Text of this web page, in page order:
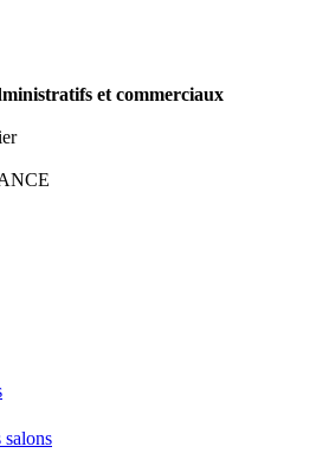
et commerciaux
salons